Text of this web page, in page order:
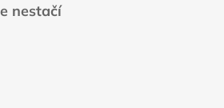
nestačí